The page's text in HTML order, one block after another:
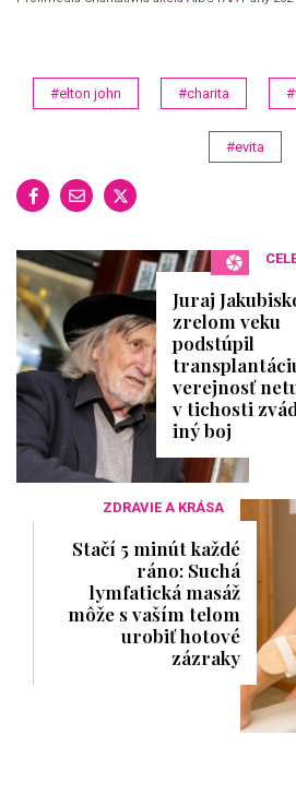
#elton john #charita
#evita
Juraj
zrelom veku
podstúpil
verejnosť
v tichosti
iný boj
ZDRAVIE A KRÁSA
Stačí 5 minút každé
ráno: Suchá
lymfatická masáž
môže s vaším telom
urobiť hotové
zázraky